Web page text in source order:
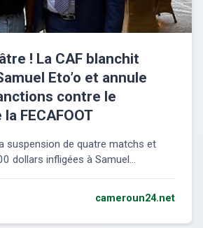
! La CAF blanchit
Eto’o et annule
contre le
FECAFOOT
suspension de quatre matchs et
dollars infligées à Samuel...
cameroun24.net